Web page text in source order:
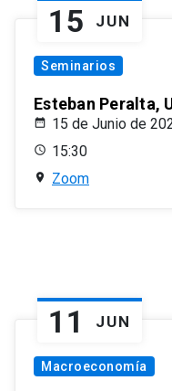
15 JUN
Seminarios
Esteban Peralta,
15 de Junio de
15:30
Zoom
11 JUN
Macroeconomía